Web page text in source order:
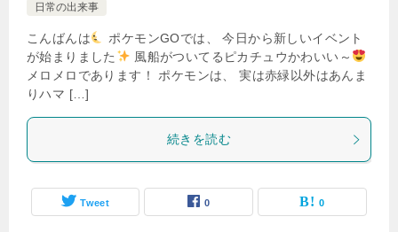
日常の出来事
こんばんは
ポケモンGOでは、 今日から新しいイベント
が始まりました
風船がついてるピカチュウかわいい～
メロメロであります！ ポケモンは、 実は赤緑以外はあんま
りハマ […]
続きを読む
Tweet 0 0